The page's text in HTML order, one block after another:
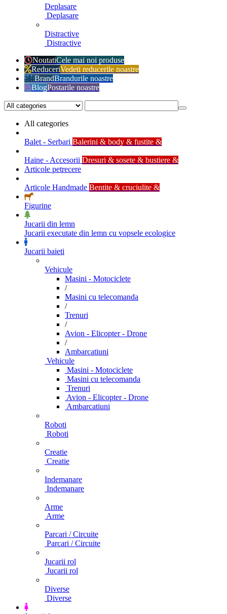
Deplasare
Deplasare
Distractive
Distractive
NoutatiCele mai noi produse
ReduceriVedeti reducerile noastre
BrandBrandurile noastre
BlogPostarile noastre
All categories
Balet - Serbari Balerini & body & fustite &
Haine - Accesorii Dresuri & sosete & bustiere &
Articole petrecere
Articole Handmade Bentite & cruciulite &
Figurine
Jucarii din lemn
Jucarii executate din lemn cu vopsele ecologice
Jucarii baieti
Vehicule
Masini - Motociclete
/
Masini cu telecomanda
/
Trenuri
/
Avion - Elicopter - Drone
/
Ambarcatiuni
Vehicule
Masini - Motociclete
Masini cu telecomanda
Trenuri
Avion - Elicopter - Drone
Ambarcatiuni
Roboti
Roboti
Creatie
Creatie
Indemanare
Indemanare
Arme
Arme
Parcari / Circuite
Parcari / Circuite
Jucarii rol
Jucarii rol
Diverse
Diverse